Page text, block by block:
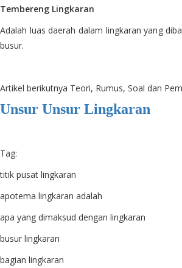
Tembereng Lingkaran
Adalah luas daerah dalam lingkaran yang
busur.
Artikel berikutnya Teori, Rumus, Soal dan
Unsur Unsur Lingkaran
Tag:
titik pusat lingkaran
apotema lingkaran adalah
apa yang dimaksud dengan lingkaran
busur lingkaran
bagian lingkaran